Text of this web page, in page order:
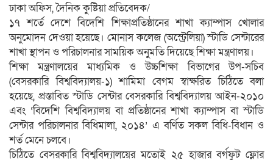
ঢাকা অফিস, দৈনিক কুষ্টিয়া প্রতিবেদক/
১৭ শর্তে দেশে বিদেশি শিক্ষাপ্রতিষ্ঠানের শাখা ক্যাম্পাস খোলার
অনুমোদন দেওয়া হয়েছে। মোনাস কলেজ (অস্ট্রেলিয়া) স্টাডি সেন্টারের
শাখা স্থাপন ও পরিচালনার সাময়িক অনুমতি দিয়েছে শিক্ষা মন্ত্রণালয়।
শিক্ষা মন্ত্রণালয়ের মাধ্যমিক ও উচ্চশিক্ষা বিভাগের উপ-সচিব
(বেসরকারি বিশ্ববিদ্যালয়-১) শামিমা বেগম স্বাক্ষরিত চিঠিতে বলা
হয়েছে, প্রস্তাবিত স্টাডি সেন্টার বেসরকারি বিশ্ববিদ্যালয় আইন-২০১০
এবং ‘বিদেশি বিশ্ববিদ্যালয় বা প্রতিষ্ঠানের শাখা ক্যাম্পাস বা স্টাডি
সেন্টার পরিচালনার বিধিমালা, ২০১৪’ এ বর্ণিত সকল বিধি-বিধান ও
শর্ত মেনে চলবে।
চিঠিতে বেসরকারি বিশ্ববিদ্যালয়ের মতোই ২৫ হাজার বর্গফুট ফ্লোর